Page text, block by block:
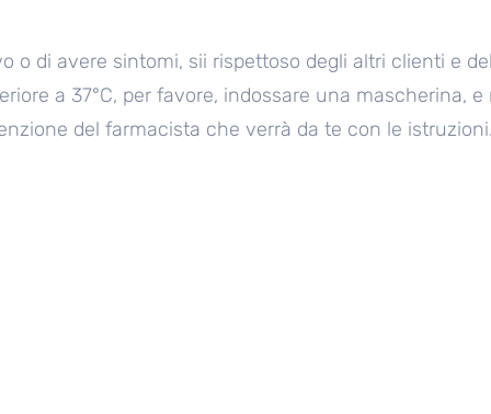
o di avere sintomi, sii rispettoso degli altri clienti e
a 37°C, per favore, indossare una mascherina,
del farmacista che verrà da te con le